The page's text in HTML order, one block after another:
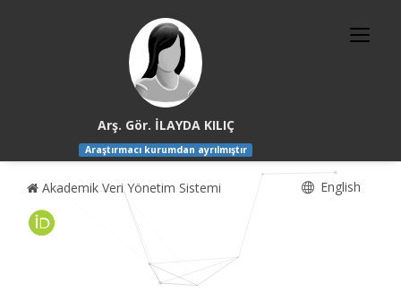
Arş. Gör. İLAYDA KILIÇ
Araştırmacı kurumdan ayrılmıştır
Akademik Veri Yönetim Sistemi English